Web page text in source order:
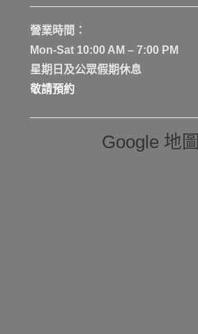
營業時間：
Mon-Sat 10:00 AM – 7:00 PM
星期日及公眾假期休息
敬請預約
Google 地圖